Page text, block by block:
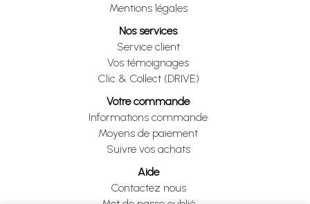
Mentions légales
Nos services
Service client
Vos témoignages
Clic & Collect (DRIVE)
Votre commande
Informations commande
Moyens de paiement
Suivre vos achats
Aide
Contactez nous